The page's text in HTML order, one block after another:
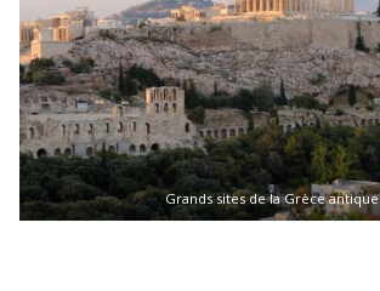
Grands sites de la Grèce antique